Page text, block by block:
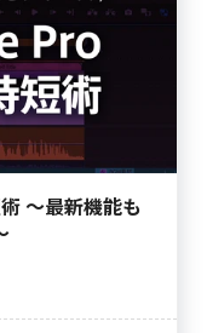
〜最新機能も